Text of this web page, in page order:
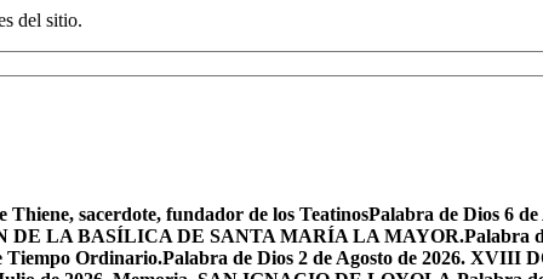
del sitio.
Thiene, sacerdote, fundador de los TeatinosPalabra de Dios 6
DE LA BASÍLICA DE SANTA MARÍA LA MAYOR.Palabra
Tiempo Ordinario.Palabra de Dios 2 de Agosto de 2026.